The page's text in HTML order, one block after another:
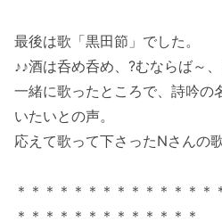
最後は歌「黒田節」でした。
♪♪酒は呑め呑め、?むならば～
一緒に歌ったところで、詩吟の
いたいとの声。
応えて歌って下さったNさんの
＊＊＊＊＊＊＊＊＊＊＊＊＊＊
＊＊＊＊＊＊＊＊＊＊＊＊＊